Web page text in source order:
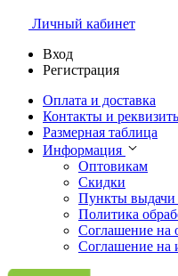
Личный кабинет
Вход
Регистрация
Оплата и доставка
Контакты и
Размерная таблица
Информация
Оптовикам
Скидки
Пункты
Политика
Соглашение на
Соглашение на